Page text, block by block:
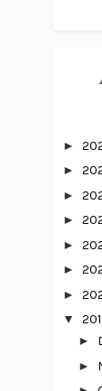
►
►
►
►
►
►
►
▼
►
►